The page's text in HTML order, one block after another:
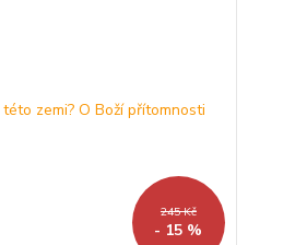
245 Kč
- 15 %